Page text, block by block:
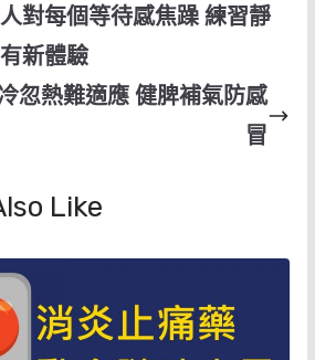
人對每個等待感焦躁 練習靜
新體驗
忽熱難適應 健脾補氣防感
冒
Like